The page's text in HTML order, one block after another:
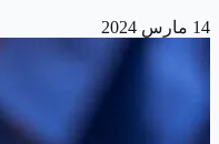
14 مارس 2024